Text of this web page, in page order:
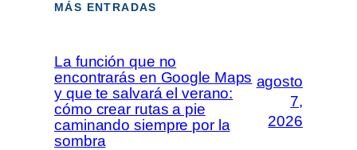
MÁS ENTRADAS
La función que no
encontrarás en Google Maps
y que te salvará el verano:
cómo crear rutas a pie
caminando siempre por la
sombra
agosto
7,
2026